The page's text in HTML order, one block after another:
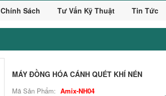
Chính Sách Tư Vấn Kỹ Thuật Tin Tức
MÁY ĐỒNG HÓA CÁNH QUÉT KHÍ NÉN
Mã Sản Phẩm: Amix-NH04